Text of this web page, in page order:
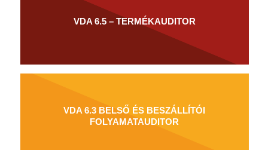
VDA 6.5 – TERMÉKAUDITOR
VDA 6.3 BELSŐ ÉS BESZÁLLÍTÓI
FOLYAMATAUDITOR